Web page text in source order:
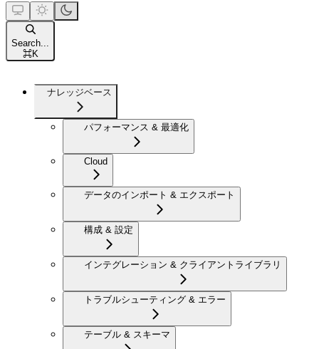
Search...
⌘K
ナレッジベース
パフォーマンス & 最適化
Cloud
データのインポート & エクスポート
構成 & 設定
インテグレーション & クライアントライブラリ
トラブルシューティング & エラー
テーブル & スキーマ